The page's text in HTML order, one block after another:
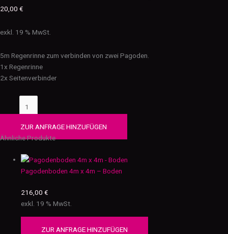
20,00 €
exkl. 19 % MwSt.
5m Regenrinne zum verbinden von zwei Pagoden.
1x Regenrinne
2x Seitenverbinder
ZUR ANFRAGE HINZUFÜGEN
Ähnliche Produkte
Pagodenboden 4m x 4m – Boden
216,00€
exkl. 19 % MwSt.
ZUR ANFRAGE HINZUFÜGEN